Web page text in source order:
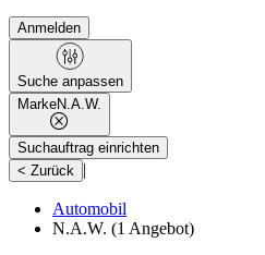
Anmelden
Suche anpassen
MarkeN.A.W.
Suchauftrag einrichten
< Zurück |
Automobil
N.A.W. (1 Angebot)